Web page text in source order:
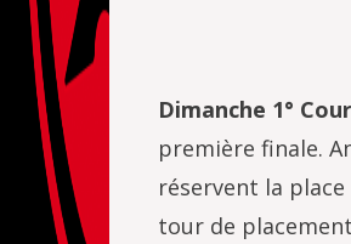
Dimanche 1°
première finale.
réservent la
tour de